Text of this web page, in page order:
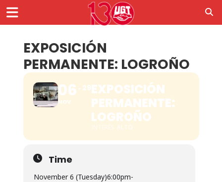
EXPOSICIÓN
PERMANENTE: LOGROÑO
06
NOV
29EXPOSICIÓN
PERMANENTE:
LOGROÑO
ALTO
Time
November 6 (Tuesday)6:00pm-